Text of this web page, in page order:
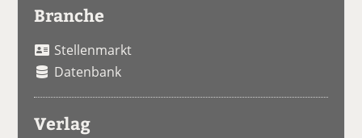
Branche
Stellenmarkt
Datenbank
Verlag